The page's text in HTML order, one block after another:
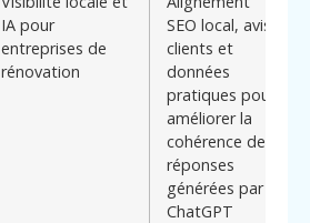
IA pour
entreprises de
rénovation
SEO local, avis
clients et
données
pratiques pour
améliorer la
cohérence des
réponses
générées par
ChatGPT